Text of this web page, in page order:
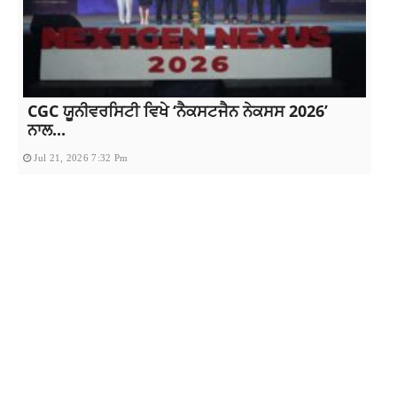
CGC ਯੂਨੀਵਰਸਿਟੀ ਵਿਖੇ ‘ਨੈਕਸਟਜੈਨ ਨੇਕਸਸ 2026’
ਨਾਲ...
Jul 21, 2026 7:32 Pm